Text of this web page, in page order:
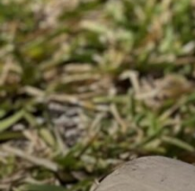
コ
ン
テ
ン
ツ
へ
ス
キ
ッ